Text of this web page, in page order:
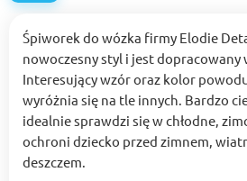
Śpiworek do wózka firmy Elodie
nowoczesny styl i jest dopracowany
Interesujący wzór oraz kolor
wyróżnia się na tle innych. Bardzo
idealnie sprawdzi się w chłodne,
ochroni dziecko przed zimnem,
deszczem.